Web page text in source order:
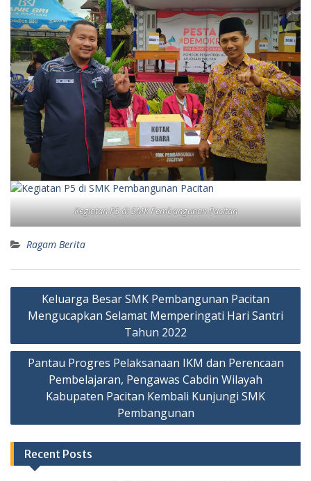
Kegiatan P5 di SMK Pembangunan Pacitan
Ragam Berita
Keluarga Besar SMK Pembangunan Pacitan
Mengucapkan Selamat Memperingati Hari Santri
Tahun 2022
Pantau Progres Pelaksanaan IKM dan Perencaan
Pembelajaran, Pengawas Cabdin Wilayah
Kabupaten Pacitan Kembali Kunjungi SMK
Pembangunan
Recent Posts